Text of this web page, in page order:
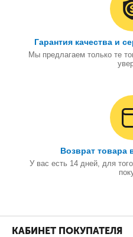
Гарантия качества и
Мы предлагаем только те
Возврат товара
У вас есть 14 дней, для
КАБИНЕТ ПОКУПАТЕЛЯ